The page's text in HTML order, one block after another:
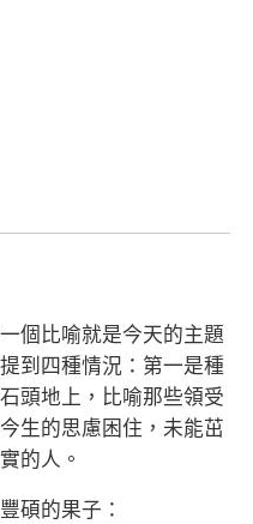
個比喻就是今天的主題
到四種情況：第一是種
頭地上，比喻那些領受
生的思慮困住，未能茁
的人。
碩的果子：